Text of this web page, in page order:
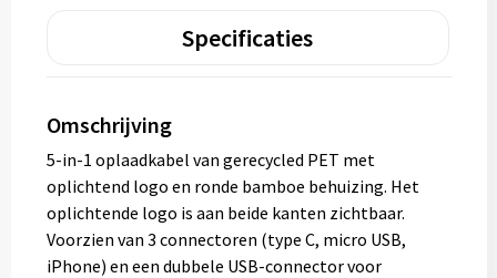
Specificaties
Omschrijving
5-in-1 oplaadkabel van gerecycled PET met
oplichtend logo en ronde bamboe behuizing. Het
oplichtende logo is aan beide kanten zichtbaar.
Voorzien van 3 connectoren (type C, micro USB,
iPhone) en een dubbele USB-connector voor